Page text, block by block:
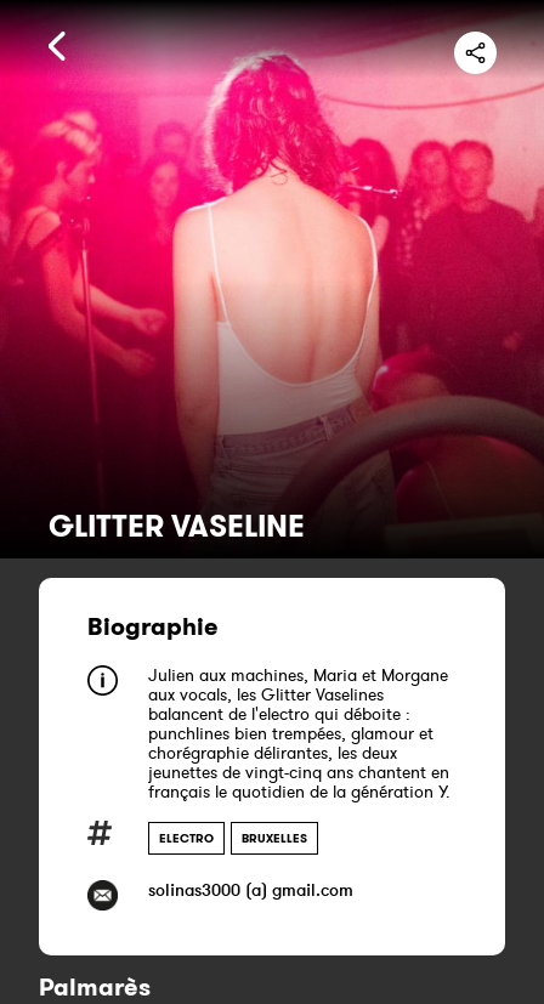
GLITTER VASELINE
Biographie
Julien aux machines, Maria et Morgane
aux vocals, les Glitter Vaselines
balancent de l'electro qui déboite :
punchlines bien trempées, glamour et
chorégraphie délirantes, les deux
jeunettes de vingt-cinq ans chantent en
français le quotidien de la génération Y.
ELECTRO BRUXELLES
solinas3000 (a) gmail.com
Palmarès